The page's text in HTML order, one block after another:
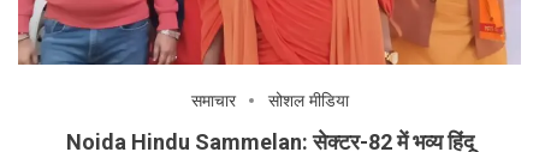
समाचार सोशल मीडिया
Noida Hindu Sammelan: सेक्टर-82 में भव्य हिंदू